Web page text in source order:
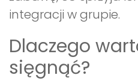
integracji w grupie.
Dlaczego
sięgnąć?